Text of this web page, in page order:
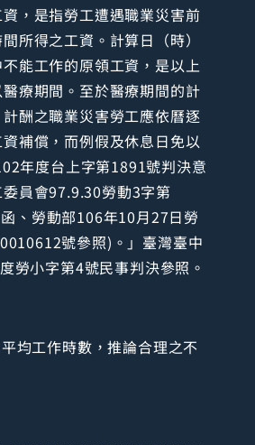
，是指勞工遭遇職業災害前
所得之工資。計算日（時）
能工作的原領工資，是以上
療期間。至於醫療期間的計
酬之職業災害勞工應依曆逐
補償，而例假及休息日免以
年度台上字第1891號判決意
員會97.9.30勞動3字第
、勞動部106年10月27日勞
號參照)。」臺灣臺中
勞小字第4號民事判決參照。
均工作時數，推論合理之不